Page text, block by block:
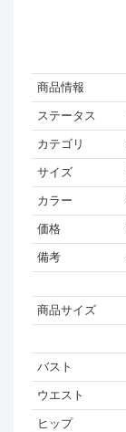
商品情報
ステータス
カテゴリ
サイズ
カラー
価格
備考
商品サイズ
バスト
ウエスト
ヒップ